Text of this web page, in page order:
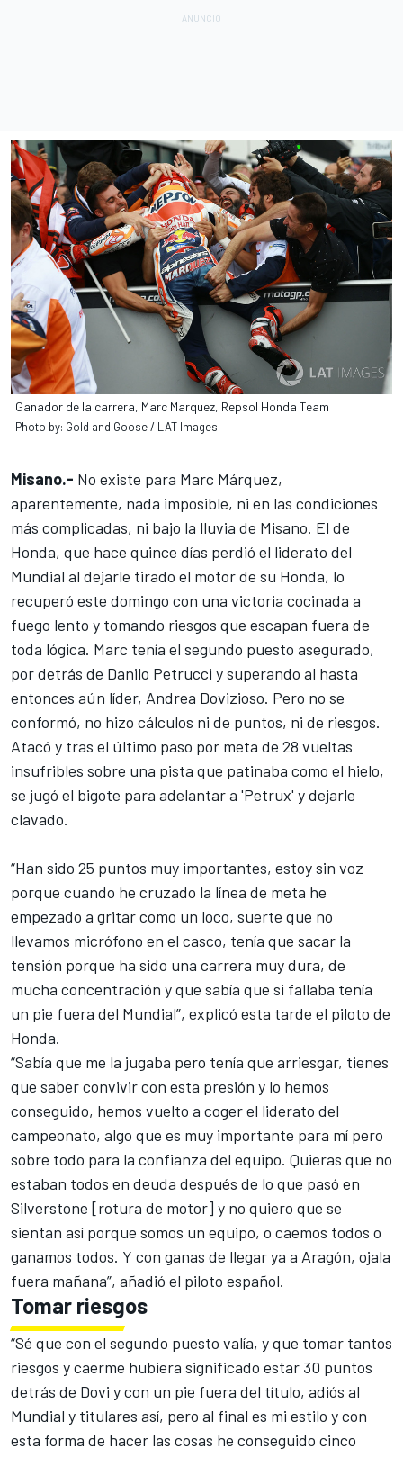
Ganador de la carrera, Marc Marquez, Repsol Honda Team
Photo by: Gold and Goose / LAT Images
Misano.- No existe para Marc Márquez,
aparentemente, nada imposible, ni en las condiciones
más complicadas, ni bajo la lluvia de Misano. El de
Honda, que hace quince días perdió el liderato del
Mundial al dejarle tirado el motor de su Honda, lo
recuperó este domingo con una victoria cocinada a
fuego lento y tomando riesgos que escapan fuera de
toda lógica. Marc tenía el segundo puesto asegurado,
por detrás de Danilo Petrucci y superando al hasta
entonces aún líder, Andrea Dovizioso. Pero no se
conformó, no hizo cálculos ni de puntos, ni de riesgos.
Atacó y tras el último paso por meta de 28 vueltas
insufribles sobre una pista que patinaba como el hielo,
se jugó el bigote para adelantar a 'Petrux' y dejarle
clavado.
“Han sido 25 puntos muy importantes, estoy sin voz
porque cuando he cruzado la línea de meta he
empezado a gritar como un loco, suerte que no
llevamos micrófono en el casco, tenía que sacar la
tensión porque ha sido una carrera muy dura, de
mucha concentración y que sabía que si fallaba tenía
un pie fuera del Mundial”, explicó esta tarde el piloto de
Honda.
“Sabía que me la jugaba pero tenía que arriesgar, tienes
que saber convivir con esta presión y lo hemos
conseguido, hemos vuelto a coger el liderato del
campeonato, algo que es muy importante para mí pero
sobre todo para la confianza del equipo. Quieras que no
estaban todos en deuda después de lo que pasó en
Silverstone [rotura de motor] y no quiero que se
sientan así porque somos un equipo, o caemos todos o
ganamos todos. Y con ganas de llegar ya a Aragón, ojala
fuera mañana”, añadió el piloto español.
Tomar riesgos
“Sé que con el segundo puesto valía, y que tomar tantos
riesgos y caerme hubiera significado estar 30 puntos
detrás de Dovi y con un pie fuera del título, adiós al
Mundial y titulares así, pero al final es mi estilo y con
esta forma de hacer las cosas he conseguido cinco